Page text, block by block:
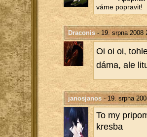
vá­me po­pra­vit!
Draconis- 19. srpna 2008
Oi oi oi,
dáma, ale
janosjanos- 19. srpna
To my
kres­ba